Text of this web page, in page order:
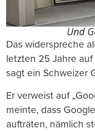
Und
Das widerspreche
letzten 25 Jahre
sagt ein Schweizer
Er verweist auf
meinte, dass
aufträten, nämlich